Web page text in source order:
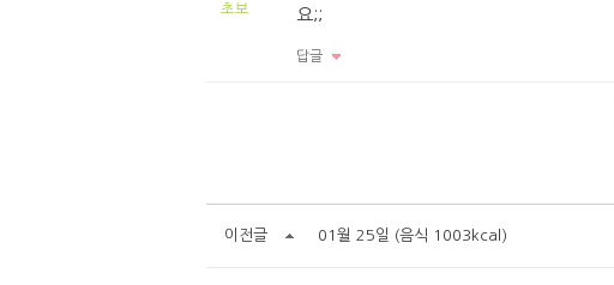
초보
요;;
답글
이전글 01월 25일 (음식 1003kcal)